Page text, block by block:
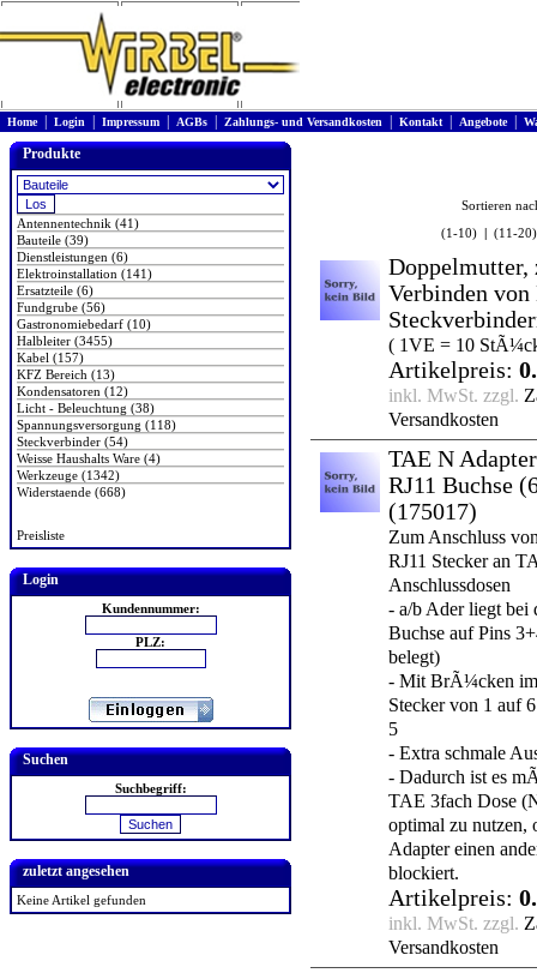
Home| Login Impressum AGBs Zahlungs- und Versandkosten Kontakt| Angebote|
Produkte
Antennentechnik (41)
Bauteile (39)
Dienstleistungen (6)
Elektroinstallation (141)
Ersatzteile (6)
Fundgrube (56)
Gastronomiebedarf (10)
Halbleiter (3455)
Kabel (157)
KFZ Bereich (13)
Kondensatoren (12)
Licht - Beleuchtung (38)
Spannungsversorgung (118)
Steckverbinder (54)
Weisse Haushalts Ware (4)
Werkzeuge (1342)
Widerstaende (668)
Preisliste
Login
Kundennummer:
PLZ:
Suchen
Suchbegriff:
zuletzt angesehen
Keine Artikel gefunden
Sortieren
(1-10)
(11-20)
Doppelmutter,
Verbinden von
( 1VE = 10
Artikelpreis:
inkl. MwSt. zzgl.
Versandkosten
TAE N
RJ11 Buchse
(175017)
Zum Anschluss
RJ11 Stecker an
Anschlussdosen
- a/b Ader liegt bei
Buchse auf Pins
belegt)
- Mit BrÃ¼cken
Stecker von 1 auf
5
- Extra schmale
- Dadurch ist es
TAE 3fach Dose
optimal zu nutzen,
Adapter einen
blockiert.
Artikelpreis:
inkl. MwSt. zzgl.
Versandkosten